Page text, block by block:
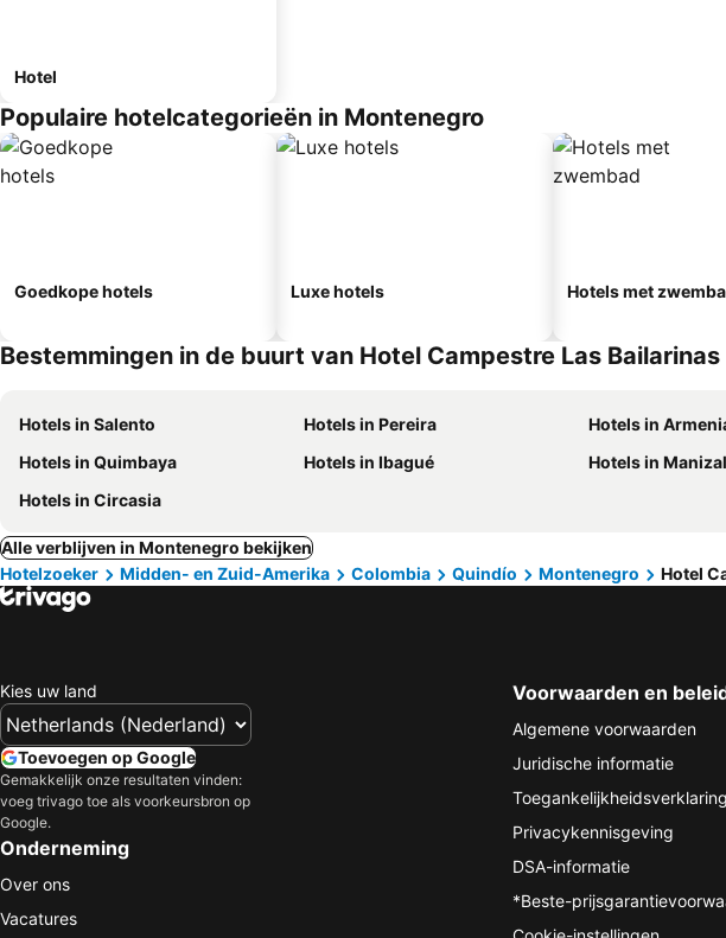
Hotel
Populaire hotelcategorieën in Montenegro
Goedkope hotels Luxe hotels Hotels met
Bestemmingen in de buurt van Hotel Campestre Las Bailarinas
Hotels in Salento Hotels in Pereira Hotels in
Hotels in Quimbaya
Hotels in Ibagué Hotels in
Hotels in Circasia
Alle verblijven in Montenegro bekijken
Hotelzoeker
Midden- en Zuid-Amerika Colombia Quindío Montenegro Hotel
Kies uw land
Toevoegen op Google
Gemakkelijk onze resultaten vinden:
voeg trivago toe als voorkeursbron op
Google.
Onderneming
Over ons
Vacatures
Voorwaarden en
Algemene voorwaarden
Juridische informatie
Toegankelijkheidsverklaring
Privacykennisgeving
DSA-informatie
*Beste-